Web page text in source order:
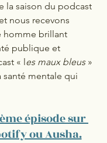
la saison du podcast
nous recevons
homme brillant
publique et
« les maux bleus »
santé mentale qui
épisode sur
ou Ausha.